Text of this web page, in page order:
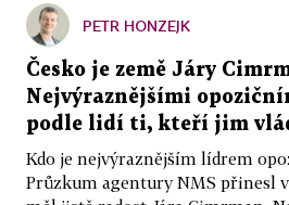
PETR HONZEJK
Česko je země Járy
Nejvýraznějšími
podle lidí ti, kteří jim
Kdo je nejvýraznějším lídrem
Průzkum agentury NMS přinesl